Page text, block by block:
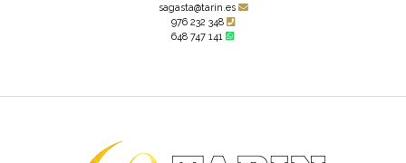
sagasta@tarin.es
976 232 348
648 747 141